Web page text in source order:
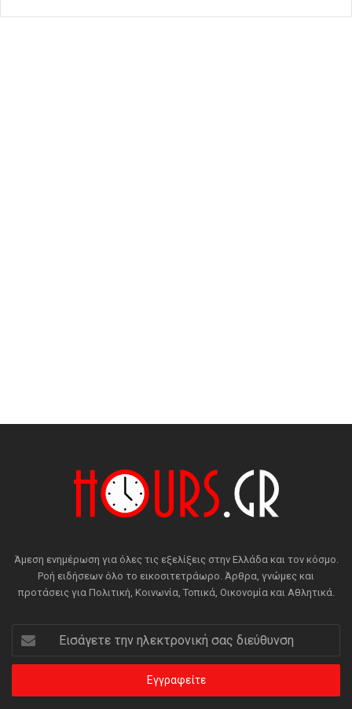
Άμεση ενημέρωση για όλες τις εξελίξεις στην Ελλάδα και τον κόσμο.
Ροή ειδήσεων όλο το εικοσιτετράωρο. Άρθρα, γνώμες και
προτάσεις για Πολιτική, Κοινωνία, Τοπικά, Οικονομία και Αθλητικά.
Εισάγετε
την
ηλεκτρονική
διεύθυνση